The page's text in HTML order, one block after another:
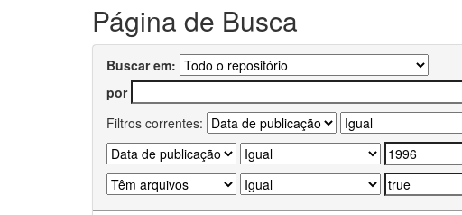
Página de Busca
Buscar em:
por
Filtros correntes: